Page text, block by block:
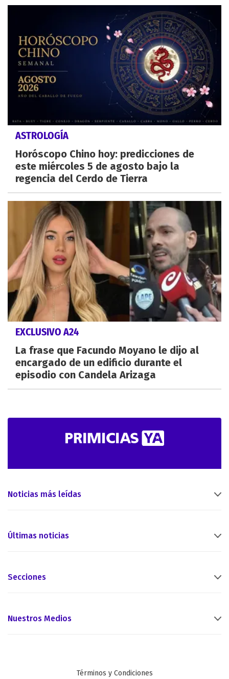
ASTROLOGÍA
Horóscopo Chino hoy: predicciones de
este miércoles 5 de agosto bajo la
regencia del Cerdo de Tierra
EXCLUSIVO A24
La frase que Facundo Moyano le dijo al
encargado de un edificio durante el
episodio con Candela Arizaga
Noticias más leídas
Últimas noticias
Secciones
Nuestros Medios
Términos y Condiciones